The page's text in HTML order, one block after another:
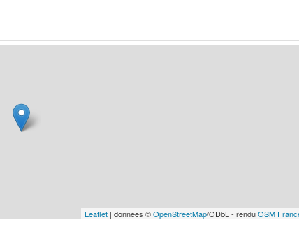
Leaflet| données ©OpenStreetMap/ODbL - renduOSM